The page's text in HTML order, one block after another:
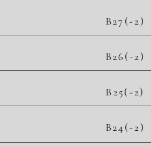
B27(-2)
B26(-2)
B25(-2)
B24(-2)
10 800,00 zł/m
25 704,00 zł